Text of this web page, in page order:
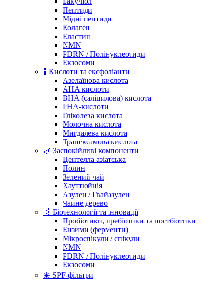
Пептиди
Мідні пептиди
Колаген
Еластин
NMN
PDRN / Полінуклеотиди
Екзосоми
🧪 Кислоти та ексфоліанти
Азелаїнова кислота
AHA кислоти
BHA (саліцилова) кислота
PHA-кислоти
Гліколева кислота
Молочна кислота
Мигдалева кислота
Транексамова кислота
🌿 Заспокійливі компоненти
Центелла азіатська
Полин
Зелений чай
Хауттюйнія
Азулен / Гвайазулен
Чайне дерево
🧬 Біотехнології та інновації
Пробіотики, пребіотики та постбіотики
Ензими (ферменти)
Мікроспікули / спікули
NMN
PDRN / Полінуклеотиди
Екзосоми
☀️ SPF-фільтри